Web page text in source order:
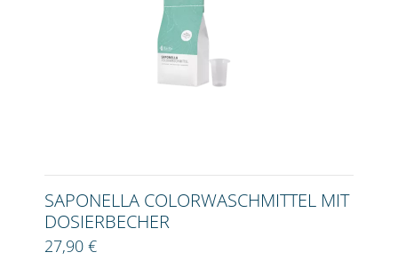
SAPONELLA COLORWASCHMITTEL MIT
DOSIERBECHER
27,90 €